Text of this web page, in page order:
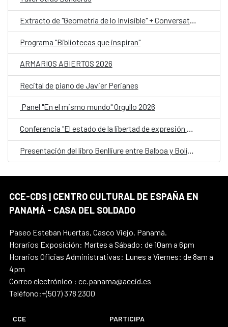
Extracto de "Geometría de lo Invisible" + Conversatorio y Taller
Programa "Bibliotecas que inspiran"
ARMARIOS ABIERTOS 2026
Recital de piano de Javier Perianes
Panel "En el mismo mundo" Orgullo 2026
Conferencia "El estado de la libertad de expresión en América Latina"
Presentación del libro Benlliure entre Balboa y Bolívar
CCE-CDS | CENTRO CULTURAL DE ESPAÑA EN
PANAMÁ - CASA DEL SOLDADO
Paseo Esteban Huertas, Casco Viejo. Panamá.
Horarios Exposición: Martes a Sábado: de 10am a 6pm
Horarios Oficias Administrativas: Lunes a Viernes: de 8am a
4pm
Correo electrónico : cc.panama@aecid.es
Teléfono:+(507) 378 2300
CCE
PARTICIPA